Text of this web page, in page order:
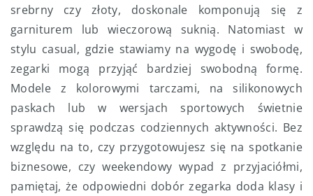
srebrny czy złoty, doskonale komponują się z
garniturem lub wieczorową suknią. Natomiast w
stylu casual, gdzie stawiamy na wygodę i swobodę,
zegarki mogą przyjąć bardziej swobodną formę.
Modele z kolorowymi tarczami, na silikonowych
paskach lub w wersjach sportowych świetnie
sprawdzą się podczas codziennych aktywności. Bez
względu na to, czy przygotowujesz się na spotkanie
biznesowe, czy weekendowy wypad z przyjaciółmi,
pamiętaj, że odpowiedni dobór zegarka doda klasy i